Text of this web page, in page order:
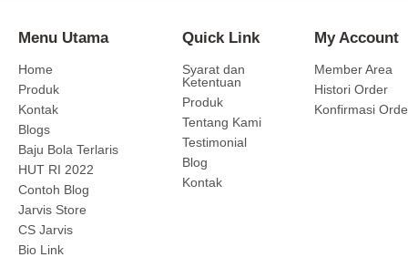
Menu Utama
Home
Produk
Kontak
Blogs
Baju Bola Terlaris
HUT RI 2022
Contoh Blog
Jarvis Store
CS Jarvis
Bio Link
Quick Link
Syarat dan
Ketentuan
Produk
Tentang Kami
Testimonial
Blog
Kontak
My Account
Member Area
Histori Order
Konfirmasi